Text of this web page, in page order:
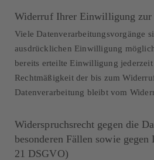
Widerruf Ihrer Einwilligung zur
Viele Datenverarbeitungsvorgänge
ausdrücklichen Einwilligung
bereits erteilte Einwilligung
Rechtmäßigkeit der bis zum
Datenverarbeitung bleibt vom
Widerspruchsrecht gegen die
besonderen Fällen sowie
21 DSGVO)